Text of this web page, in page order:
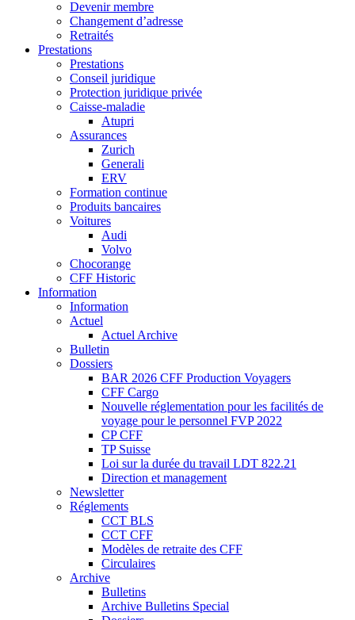
Devenir membre
Changement d’adresse
Retraités
Prestations
Prestations
Conseil juridique
Protection juridique privée
Caisse-maladie
Atupri
Assurances
Zurich
Generali
ERV
Formation continue
Produits bancaires
Voitures
Audi
Volvo
Chocorange
CFF Historic
Information
Information
Actuel
Actuel Archive
Bulletin
Dossiers
BAR 2026 CFF Production Voyagers
CFF Cargo
Nouvelle réglementation pour les facilités de
voyage pour le personnel FVP 2022
CP CFF
TP Suisse
Loi sur la durée du travail LDT 822.21
Direction et management
Newsletter
Réglements
CCT BLS
CCT CFF
Modèles de retraite des CFF
Circulaires
Archive
Bulletins
Archive Bulletins Special